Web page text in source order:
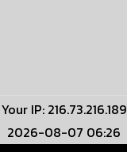
Your IP: 216.73.216.189
2026-08-07 06:26